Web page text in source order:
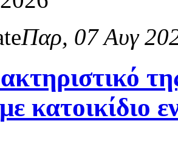
Παρ, 07 Αυγ
κατοικίδιο